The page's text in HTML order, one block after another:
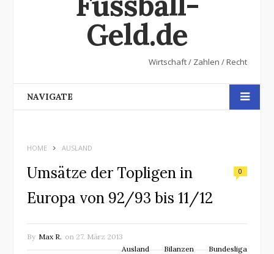
Geld.de
Wirtschaft / Zahlen / Recht
NAVIGATE
HOME AUSLAND
Umsätze der Topligen in
Europa von 92/93 bis 11/12
0
By Max R. on 27. März 2013
Ausland
Bilanzen Bundesliga